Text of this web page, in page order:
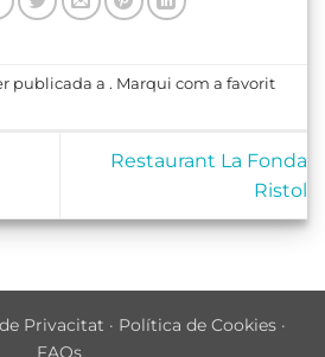
publicada a . Marqui com a favorit
Restaurant La Fonda
Ristol
Privacitat · Política de Cookies ·
FAQs